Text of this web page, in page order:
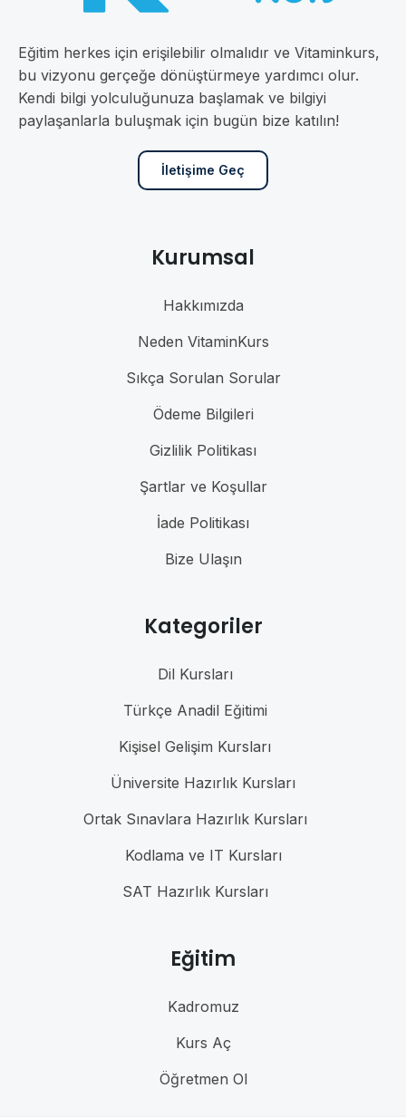
Eğitim herkes için erişilebilir olmalıdır ve Vitaminkurs,
bu vizyonu gerçeğe dönüştürmeye yardımcı olur.
Kendi bilgi yolculuğunuza başlamak ve bilgiyi
paylaşanlarla buluşmak için bugün bize katılın!
İletişime Geç
Kurumsal
Hakkımızda
Neden VitaminKurs
Sıkça Sorulan Sorular
Ödeme Bilgileri
Gizlilik Politikası
Şartlar ve Koşullar
İade Politikası
Bize Ulaşın
Kategoriler
Dil Kursları
Türkçe Anadil Eğitimi
Kişisel Gelişim Kursları
Üniversite Hazırlık Kursları
Ortak Sınavlara Hazırlık Kursları
Kodlama ve IT Kursları
SAT Hazırlık Kursları
Eğitim
Kadromuz
Kurs Aç
Öğretmen Ol